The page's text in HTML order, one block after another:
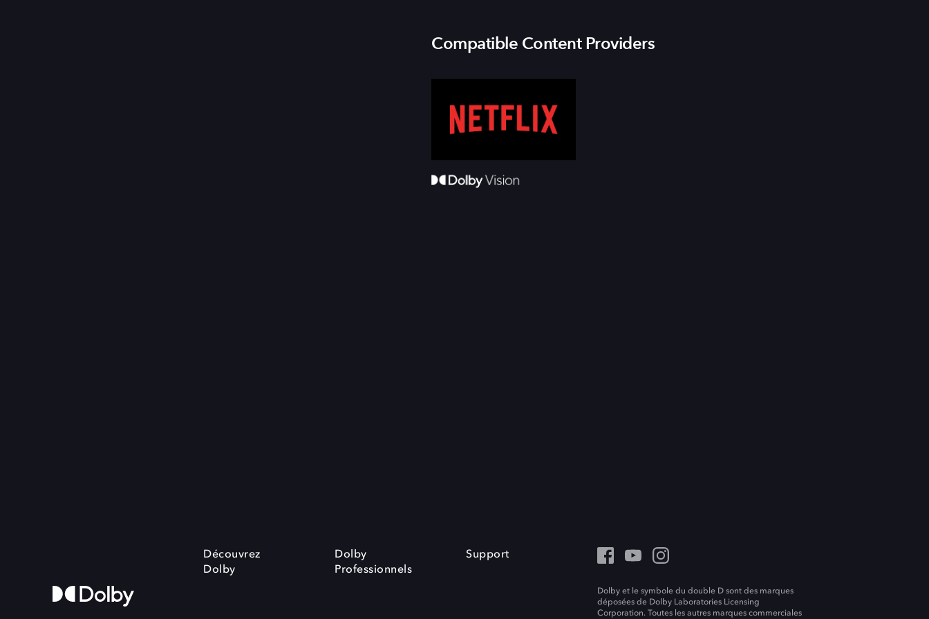
Compatible Content Providers
Découvrez
Dolby
Dolby
Professionnels
Support
Dolby et le symbole du double D sont des marques
déposées de Dolby Laboratories Licensing
Corporation. Toutes les autres marques commerciales